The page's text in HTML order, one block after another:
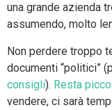
una grande azienda
assumendo, molto
Non perdere troppo
documenti “politici”
consigli). Resta
vendere, ci sarà